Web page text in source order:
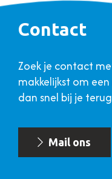
Contact
Zoek je contact
makkelijkst om
dan snel bij je
Mail ons